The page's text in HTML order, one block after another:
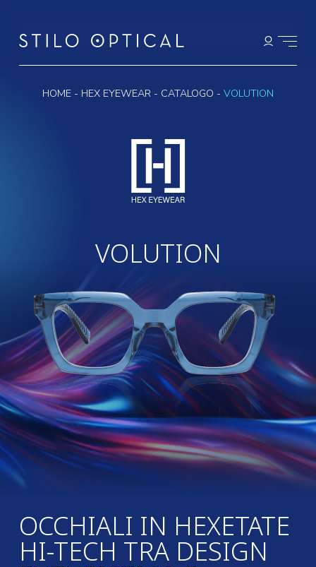
HOME - HEX EYEWEAR - CATALOGO - VOLUTION
VOLUTION
OCCHIALI IN HEXETATE
HI-TECH TRA DESIGN